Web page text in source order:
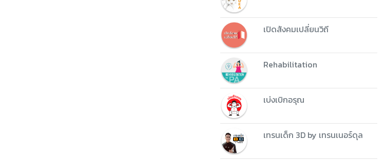
เปิดสังคมเปลี่ยนวิถี
Rehabilitation
เบ่งเบิกอรุณ
เทรนเด็ก 3D by เทรนเนอร์ดุล